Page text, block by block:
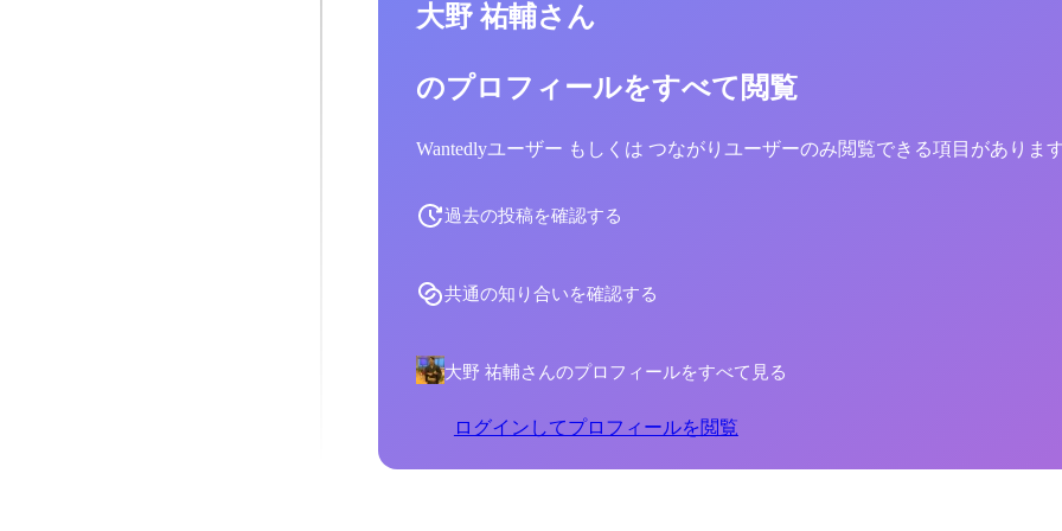
大野 祐輔さん
のプロフィールをすべて閲覧
Wantedlyユーザー もしくは つながりユーザーのみ閲覧できる項目がありま
過去の投稿を確認する
共通の知り合いを確認する
大野 祐輔さんのプロフィールをすべて見る
ログインしてプロフィールを閲覧